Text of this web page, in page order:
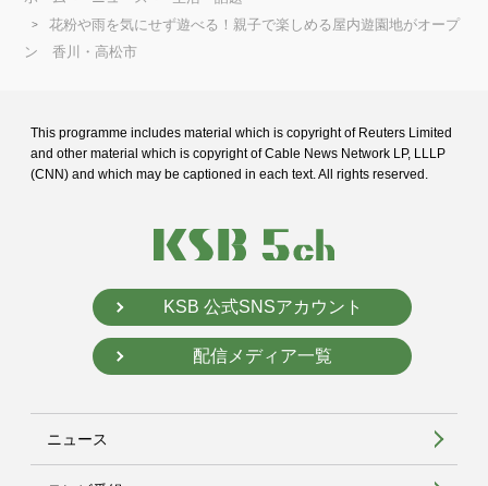
花粉や雨を気にせず遊べる！親子で楽しめる屋内遊園地がオープ
ン 香川・高松市
This programme includes material which is copyright of Reuters Limited
and other material which is copyright of Cable News Network LP, LLLP
(CNN) and which may be captioned in each text. All rights reserved.
KSB 公式SNSアカウント
配信メディア一覧
ニュース